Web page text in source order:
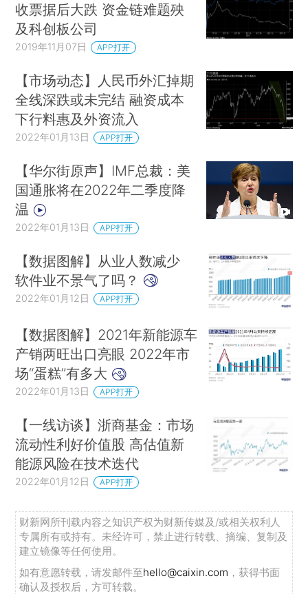
收票据后大跌 资金链难题殃
及科创板公司
2019年11月07日 APP打开
【市场动态】人民币外汇掉期
全线深跌或未完结 融资成本
下行料惠及外资流入
2022年01月13日 APP打开
【华尔街原声】IMF总裁：美
国通胀将在2022年二季度降
温
2022年01月13日 APP打开
【数据图解】从业人数减少
软件业不景气了吗？
2022年01月12日 APP打开
【数据图解】2021年新能源车
产销两旺出口亮眼 2022年市
场“蛋糕”有多大
2022年01月13日 APP打开
【一线访谈】浙商基金：市场
流动性利好价值股 高估值新
能源风险在技术迭代
2022年01月12日 APP打开
财新网所刊载内容之知识产权为财新传媒及/或相关权利人
专属所有或持有。未经许可，禁止进行转载、摘编、复制及
建立镜像等任何使用。
如有意愿转载，请发邮件至hello@caixin.com ，获得书面
确认及授权后，方可转载。